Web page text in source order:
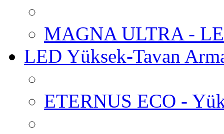
MAGNA ULTRA -
LED Yüksek-Tavan
ETERNUS ECO -